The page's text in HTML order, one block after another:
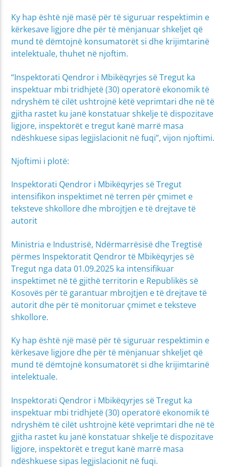
Ky hap është një masë për të siguruar respektimin e
kërkesave ligjore dhe për të mënjanuar shkeljet që
mund të dëmtojnë konsumatorët si dhe krijimtarinë
intelektuale, thuhet në njoftim.
“Inspektorati Qendror i Mbikëqyrjes së Tregut ka
inspektuar mbi tridhjetë (30) operatorë ekonomik të
ndryshëm të cilët ushtrojnë këtë veprimtari dhe në të
gjitha rastet ku janë konstatuar shkelje të dispozitave
ligjore, inspektorët e tregut kanë marrë masa
ndëshkuese sipas legjislacionit në fuqi”, vijon njoftimi.
Njoftimi i plotë:
Inspektorati Qendror i Mbikëqyrjes së Tregut
intensifikon inspektimet në terren për çmimet e
teksteve shkollore dhe mbrojtjen e të drejtave të
autorit
Ministria e Industrisë, Ndërmarrësisë dhe Tregtisë
përmes Inspektoratit Qendror të Mbikëqyrjes së
Tregut nga data 01.09.2025 ka intensifikuar
inspektimet në të gjithë territorin e Republikës së
Kosovës për të garantuar mbrojtjen e të drejtave të
autorit dhe për të monitoruar çmimet e teksteve
shkollore.
Ky hap është një masë për të siguruar respektimin e
kërkesave ligjore dhe për të mënjanuar shkeljet që
mund të dëmtojnë konsumatorët si dhe krijimtarinë
intelektuale.
Inspektorati Qendror i Mbikëqyrjes së Tregut ka
inspektuar mbi tridhjetë (30) operatorë ekonomik të
ndryshëm të cilët ushtrojnë këtë veprimtari dhe në të
gjitha rastet ku janë konstatuar shkelje të dispozitave
ligjore, inspektorët e tregut kanë marrë masa
ndëshkuese sipas legjislacionit në fuqi.